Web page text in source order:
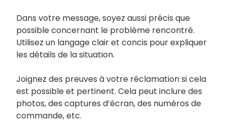
Dans votre message, soyez aussi précis que
possible concernant le problème rencontré.
Utilisez un langage clair et concis pour expliquer
les détails de la situation.
Joignez des preuves à votre réclamation si cela
est possible et pertinent. Cela peut inclure des
photos, des captures d’écran, des numéros de
commande, etc.